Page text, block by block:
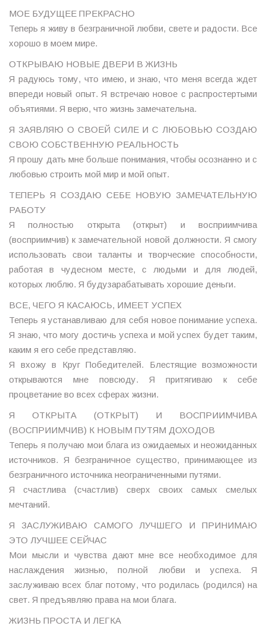
МОЕ БУДУЩЕЕ ПРЕКРАСНО
Теперь я живу в безграничной любви, свете и радости. Все
хорошо в моем мире.
ОТКРЫВАЮ НОВЫЕ ДВЕРИ В ЖИЗНЬ
Я радуюсь тому, что имею, и знаю, что меня всегда ждет
впереди новый опыт. Я встречаю новое с распростертыми
объятиями. Я верю, что жизнь замечательна.
Я ЗАЯВЛЯЮ О СВОЕЙ СИЛЕ И С ЛЮБОВЬЮ СОЗДАЮ
СВОЮ СОБСТВЕННУЮ РЕАЛЬНОСТЬ
Я прошу дать мне больше понимания, чтобы осознанно и с
любовью строить мой мир и мой опыт.
ТЕПЕРЬ Я СОЗДАЮ СЕБЕ НОВУЮ ЗАМЕЧАТЕЛЬНУЮ
РАБОТУ
Я полностью открыта (открыт) и восприимчива
(восприимчив) к замечательной новой должности. Я смогу
использовать свои таланты и творческие способности,
работая в чудесном месте, с людьми и для людей,
которых люблю. Я будузарабатывать хорошие деньги.
ВСЕ, ЧЕГО Я КАСАЮСЬ, ИМЕЕТ УСПЕХ
Теперь я устанавливаю для себя новое понимание успеха.
Я знаю, что могу достичь успеха и мой успех будет таким,
каким я его себе представляю.
Я вхожу в Круг Победителей. Блестящие возможности
открываются мне повсюду. Я притягиваю к себе
процветание во всех сферах жизни.
Я ОТКРЫТА (ОТКРЫТ) И ВОСПРИИМЧИВА
(ВОСПРИИМЧИВ) К НОВЫМ ПУТЯМ ДОХОДОВ
Теперь я получаю мои блага из ожидаемых и неожиданных
источников. Я безграничное существо, принимающее из
безграничного источника неограниченными путями.
Я счастлива (счастлив) сверх своих самых смелых
мечтаний.
Я ЗАСЛУЖИВАЮ САМОГО ЛУЧШЕГО И ПРИНИМАЮ
ЭТО ЛУЧШЕЕ СЕЙЧАС
Мои мысли и чувства дают мне все необходимое для
наслаждения жизнью, полной любви и успеха. Я
заслуживаю всех благ потому, что родилась (родился) на
свет. Я предъявляю права на мои блага.
ЖИЗНЬ ПРОСТА И ЛЕГКА